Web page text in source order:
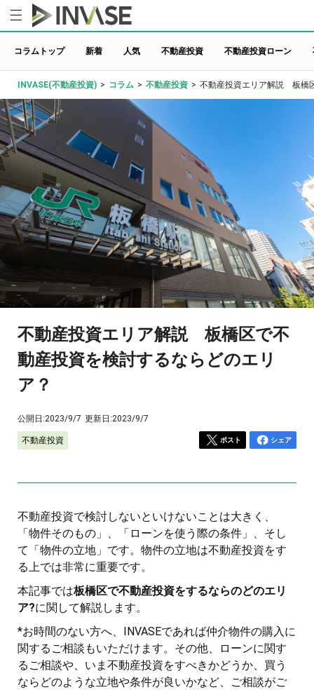
コラムトップ 新着 人気 不動産投資 不動産投資ローン
INVASE(不動産投資) > コラム > 不動産投資 > 不動産投資エリア解説 板橋
不動産投資エリア解説 板橋区で不
動産投資を検討するならどのエリ
ア？
公開日:2023/9/7 更新日:2023/9/7
不動産投資 ポスト シェア
不動産投資で検討しないといけないことは大きく、
「物件そのもの」、「ローンを使う際の条件」、そし
て「物件の立地」です。物件の立地は不動産投資をす
る上では非常に重要です。
本記事では板橋区で不動産投資をするならのどのエリ
ア?に関して解説します。
*お時間のない方へ、INVASEであれば仲介物件の購入に
関するご相談もいただけます。その他、ローンに関す
るご相談や、いま不動産投資をすべきかどうか、買う
ならどのような立地や条件が良いかなど、ご相談がご